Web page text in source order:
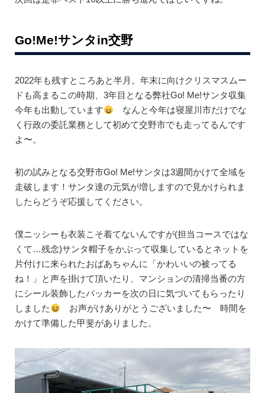
Go!Me!サンタin交野
2022年も残すところあと半月。年末に向けクリスマスムー
ドも高まるこの時期、3年目となる弊社Go! Me!サンタ収集
今年も出動しています
なんと今年は寝屋川市だけでな
く行政の委託業務として初めて交野市でも走ってるんです
よ〜。
初の試みとなる交野市Go! Me!サンタは3週間かけて全域を
走破します！サンタ達の元気が増しますので見かけられま
したらどうぞ応援してください。
僕ニッシーも衣装こそ着てないんですが(担当コースではな
くて…残念)サンタ帽子をかぶって収集しているとネットを
片付けに来られたおばあちゃんに「かわいいの被ってる
ね！」と声を掛けて頂いたり、マンションの清掃当番の方
にシール装飾したパッカーを次の日に気づいてもらったり
しました
お声がけありがとうございました〜 時間を
かけて準備した甲斐がありました。